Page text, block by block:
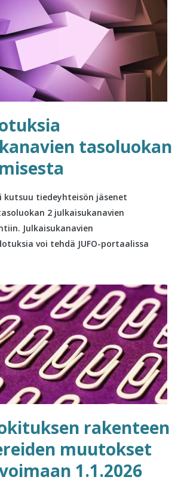
tasoluokan
kutsuu tiedeyhteisön jäsenet
2 julkaisukanavien
Julkaisukanavien
voi tehdä JUFO-portaalissa
rakenteen
muutokset
1.1.2026